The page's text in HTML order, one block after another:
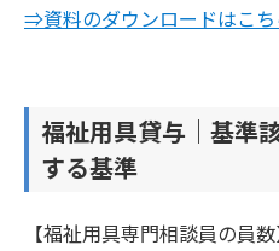
⇒資料のダウンロードはこち
福祉用具貸与｜基準
する基準
【福祉用具専門相談員の員数